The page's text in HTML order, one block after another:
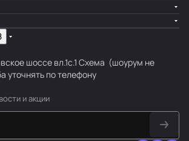
шоссе вл.1с.1 Схема (шоурум не
уточнять по телефону
и акции